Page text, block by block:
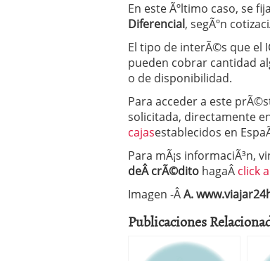
En este Ãºltimo caso, se
Diferencial, segÃºn
El tipo de interÃ©s que el
pueden cobrar cantidad
o de disponibilidad.
Para acceder a este
solicitada, directamente
cajasestablecidos en
Para mÃ¡s informaciÃ³n,
deÂ crÃ©dito hagaÂ click
Imagen -ÂA.
Publicaciones